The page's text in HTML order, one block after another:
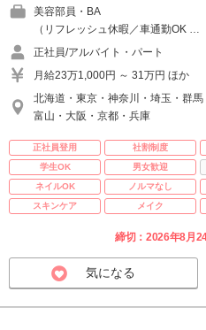
美容部員・BA
（リフレッシュ休暇／車通勤OK …
正社員/アルバイト・パート
月給23万1,000円 ～ 31万円 ほか
北海道・東京・神奈川・埼玉・群馬
富山・大阪・京都・兵庫
正社員登用 社割制度
学生OK
男女歓迎
ネイルOK
ノルマなし
スキンケア
メイク
締切：2026年8月
気になる